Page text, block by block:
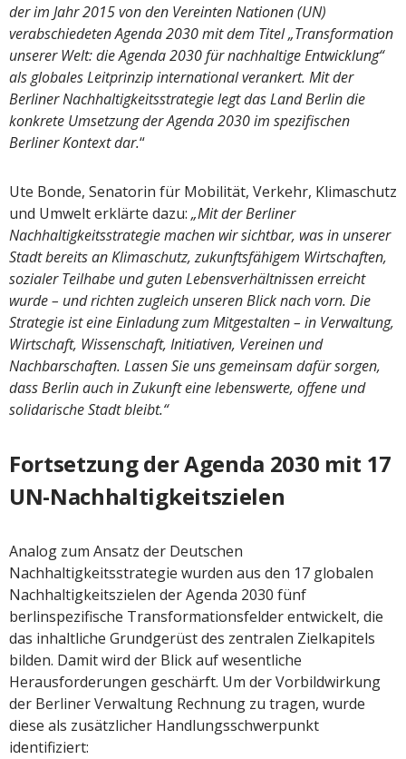
der im Jahr 2015 von den Vereinten Nationen (UN)
verabschiedeten Agenda 2030 mit dem Titel „Transformation
unserer Welt: die Agenda 2030 für nachhaltige Entwicklung“
als globales Leitprinzip international verankert. Mit der
Berliner Nachhaltigkeitsstrategie legt das Land Berlin die
konkrete Umsetzung der Agenda 2030 im spezifischen
Berliner Kontext dar.“
Ute Bonde, Senatorin für Mobilität, Verkehr, Klimaschutz
und Umwelt erklärte dazu: „Mit der Berliner
Nachhaltigkeitsstrategie machen wir sichtbar, was in unserer
Stadt bereits an Klimaschutz, zukunftsfähigem Wirtschaften,
sozialer Teilhabe und guten Lebensverhältnissen erreicht
wurde – und richten zugleich unseren Blick nach vorn. Die
Strategie ist eine Einladung zum Mitgestalten – in Verwaltung,
Wirtschaft, Wissenschaft, Initiativen, Vereinen und
Nachbarschaften. Lassen Sie uns gemeinsam dafür sorgen,
dass Berlin auch in Zukunft eine lebenswerte, offene und
solidarische Stadt bleibt.“
Fortsetzung der Agenda 2030 mit 17
UN-Nachhaltigkeitszielen
Analog zum Ansatz der Deutschen
Nachhaltigkeitsstrategie wurden aus den 17 globalen
Nachhaltigkeitszielen der Agenda 2030 fünf
berlinspezifische Transformationsfelder entwickelt, die
das inhaltliche Grundgerüst des zentralen Zielkapitels
bilden. Damit wird der Blick auf wesentliche
Herausforderungen geschärft. Um der Vorbildwirkung
der Berliner Verwaltung Rechnung zu tragen, wurde
diese als zusätzlicher Handlungsschwerpunkt
identifiziert: